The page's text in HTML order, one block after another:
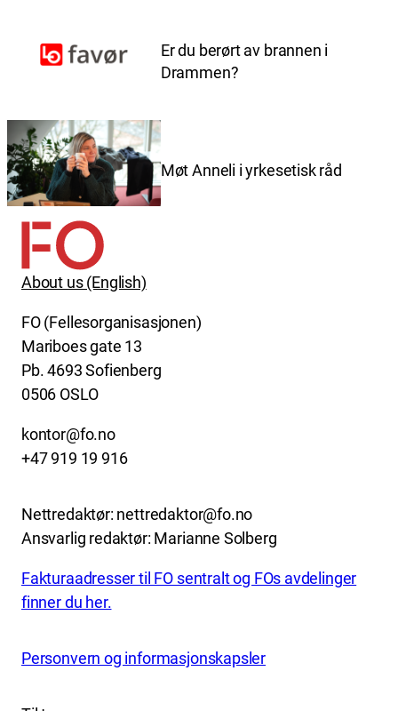
Er du berørt av brannen i
Drammen?
Møt Anneli i yrkesetisk råd
About us (English)
FO (Fellesorganisasjonen)
Mariboes gate 13
Pb. 4693 Sofienberg
0506 OSLO
kontor@fo.no
+47 919 19 916
Nettredaktør: nettredaktor@fo.no
Ansvarlig redaktør: Marianne Solberg
Fakturaadresser til FO sentralt og FOs avdelinger
finner du her.
Personvern og informasjonskapsler